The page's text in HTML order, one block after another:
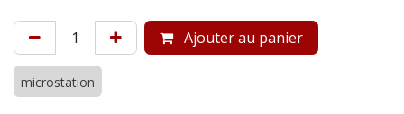
Ajouter au panier
microstation